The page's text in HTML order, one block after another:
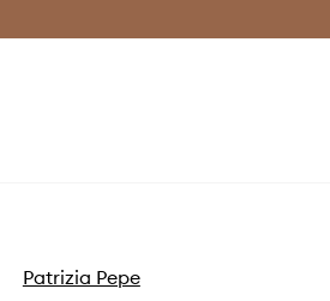
Patrizia Pepe